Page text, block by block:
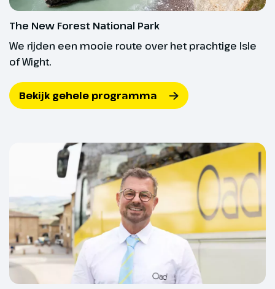
The New Forest National Park
We rijden een mooie route over het prachtige Isle
of Wight.
Bekijk gehele programma
Dagtocht Bath en
Stonehenge
We rijden naar de klassieke stad
Bath met zijn vele mooie 18e
stijl. Al in de tijd van de Romeinen
werd de stad druk bezocht
vanwege de geneeskrachtige
warme bronnen. In Bath kun je de
deels goedbewaarde Romeinse
thermen bezoeken (€). In de
middag gaan we naar het
mysterieuze Stonehenge: één
van de meest beroemde
prehistorische locaties op aarde
ongeveer 3 weken voor vertrek van ons de eerste
mail met reisbescheiden hebt ontvangen.
Daarnaast heb je een geldig paspoort nodig. Dit
je gebruikt voor de aanvraag van de ETA, let daarom
goed op de vervaldatum. Let op: met een
invullen, aanleveren en meebrengen van de juiste
documenten.
Valuta
Engelse Ponden (GBP)